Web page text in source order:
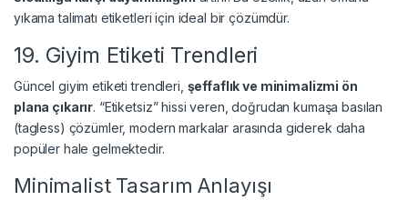
yıkama talimatı etiketleri için ideal bir çözümdür.
19. Giyim Etiketi Trendleri
Güncel giyim etiketi trendleri, şeffaflık ve minimalizmi ön
plana çıkarır. “Etiketsiz” hissi veren, doğrudan kumaşa basılan
(tagless) çözümler, modern markalar arasında giderek daha
popüler hale gelmektedir.
Minimalist Tasarım Anlayışı